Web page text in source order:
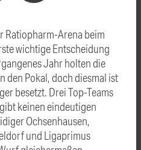
Ratiopharm-Arena beim
wichtige Entscheidung
Jahr holten die
den Pokal, doch diesmal ist
besetzt. Drei Top-Teams
keinen eindeutigen
Ochsenhausen,
und Ligaprimus